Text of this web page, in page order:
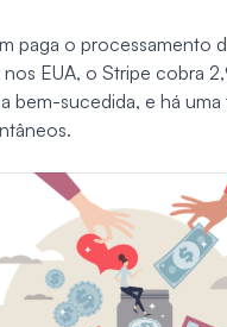
paga o processamento
EUA, o Stripe cobra
bem-sucedida, e há uma